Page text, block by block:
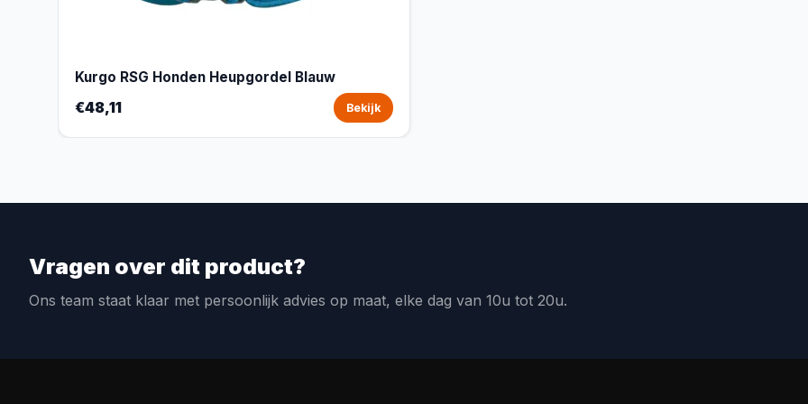
Kurgo RSG Honden Heupgordel Blauw
€48,11 Bekijk
Vragen over dit product?
Ons team staat klaar met persoonlijk advies op maat, elke dag van 10u tot 20u.